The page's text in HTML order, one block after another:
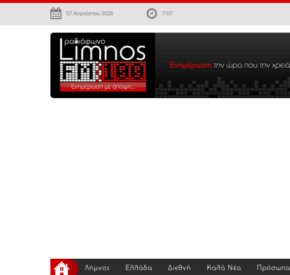
07 Αυγούστου 2026 7:07
Λήμνος Ελλάδα Διεθνή Καλά Νέα Πρόσωπα